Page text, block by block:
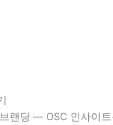
브랜딩 — OSC 인사이